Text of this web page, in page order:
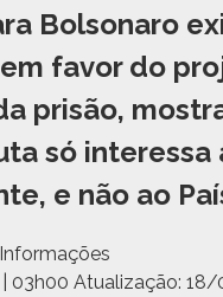
Bolsonaro
favor do
prisão,
só interessa
e não ao
03h00 Atu­al­iza­ção: 18/